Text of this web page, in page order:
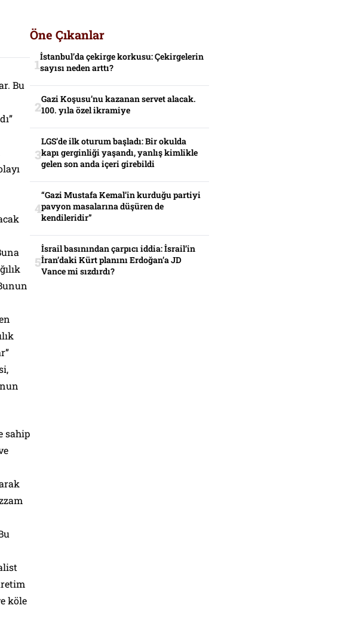
Bu
sahip
köle
Öne Çıkanlar
İstanbul’da çekirge korkusu: Çekirgelerin
sayısı neden arttı?
Gazi Koşusu’nu kazanan servet alacak.
100. yıla özel ikramiye
LGS’de ilk oturum başladı: Bir okulda
kapı gerginliği yaşandı, yanlış kimlikle
gelen son anda içeri girebildi
“Gazi Mustafa Kemal’in kurduğu partiyi
pavyon masalarına düşüren de
kendileridir”
İsrail basınından çarpıcı iddia: İsrail’in
İran’daki Kürt planını Erdoğan’a JD
Vance mi sızdırdı?